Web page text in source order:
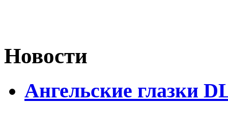
Новости
Ангельские глазки